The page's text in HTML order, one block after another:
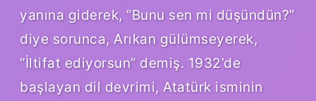
yanına giderek, “Bunu sen mi düşündün?”
diye sorunca, Arıkan gülümseyerek,
“İltifat ediyorsun” demiş. 1932’de
başlayan dil devrimi, Atatürk isminin